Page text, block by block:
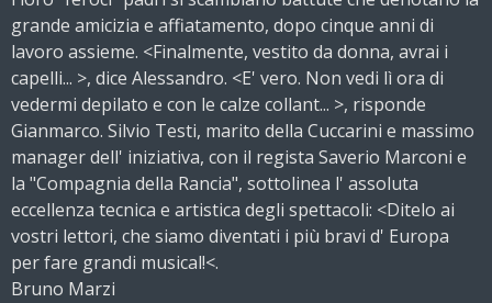
grande amicizia e affiatamento, dopo cinque anni di
lavoro assieme. <Finalmente, vestito da donna, avrai i
capelli... >, dice Alessandro. <E' vero. Non vedi lì ora di
vedermi depilato e con le calze collant... >, risponde
Gianmarco. Silvio Testi, marito della Cuccarini e massimo
manager dell' iniziativa, con il regista Saverio Marconi e
la "Compagnia della Rancia", sottolinea l' assoluta
eccellenza tecnica e artistica degli spettacoli: <Ditelo ai
vostri lettori, che siamo diventati i più bravi d' Europa
per fare grandi musical!<.
Bruno Marzi